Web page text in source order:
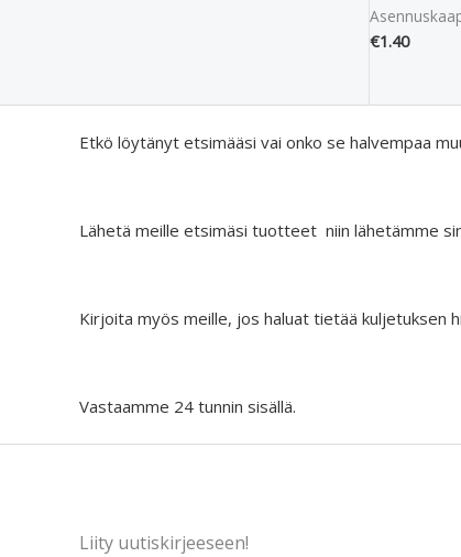
€1.40
Etkö löytänyt etsimääsi vai onko se halvempaa
Lähetä meille etsimäsi tuotteet niin lähetämme
Kirjoita myös meille, jos haluat tietää kuljetuksen
Vastaamme 24 tunnin sisällä.
Liity uutiskirjeeseen!